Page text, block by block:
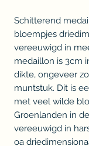
Schitterend
bloempjes
vereeuwigd in
medaillon is 3cm
dikte, ongeveer
muntstuk. Dit is
met veel wilde
Groenlanden in
vereeuwigd in
oa